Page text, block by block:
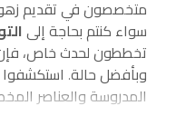
متخصصون في تقديم
سواء كنتم بحاجة إلى
تخططون لحدث خاص، فإن
وبأفضل حالة. استكشفوا
المدروسة والعناصر